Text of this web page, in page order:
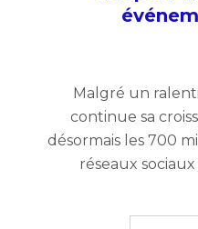
Malgré un
continue sa
désormais les 700
réseaux